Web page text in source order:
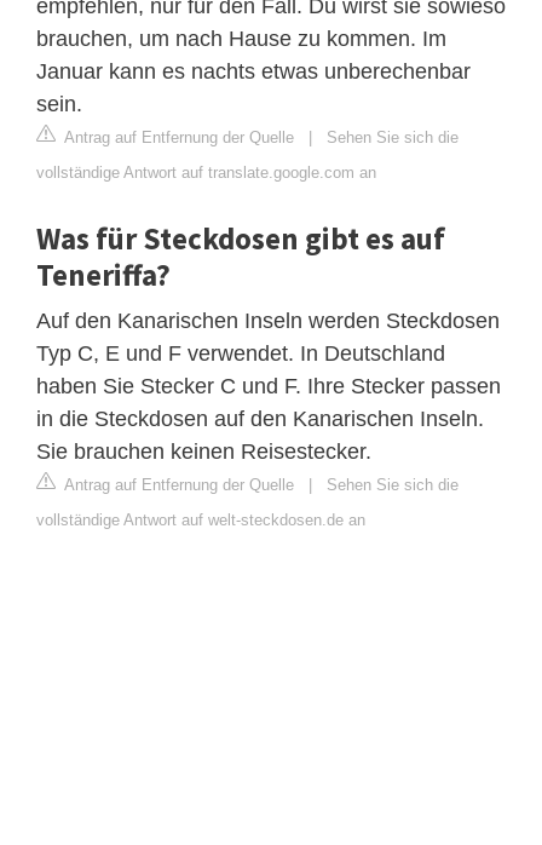
empfehlen, nur für den Fall. Du wirst sie sowieso
brauchen, um nach Hause zu kommen. Im
Januar kann es nachts etwas unberechenbar
sein.
Antrag auf Entfernung der Quelle | Sehen Sie sich die
vollständige Antwort auf translate.google.com an
Was für Steckdosen gibt es auf
Teneriffa?
Auf den Kanarischen Inseln werden Steckdosen
Typ C, E und F verwendet. In Deutschland
haben Sie Stecker C und F. Ihre Stecker passen
in die Steckdosen auf den Kanarischen Inseln.
Sie brauchen keinen Reisestecker.
Antrag auf Entfernung der Quelle | Sehen Sie sich die
vollständige Antwort auf welt-steckdosen.de an